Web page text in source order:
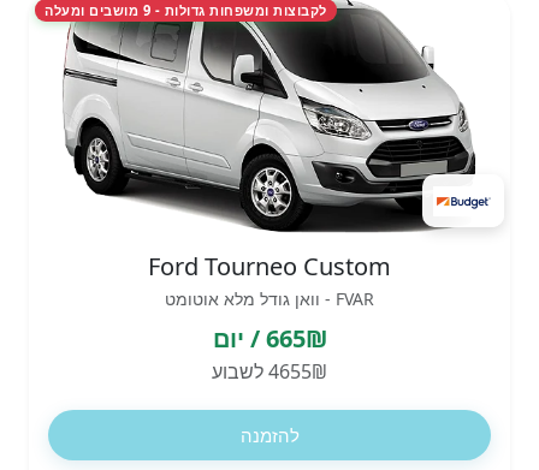
לקבוצות ומשפחות גדולות - 9 מושבים ומעלה
Ford Tourneo Custom
FVAR - וואן גודל מלא אוטומט
665₪ / יום
4655₪ לשבוע
להזמנה